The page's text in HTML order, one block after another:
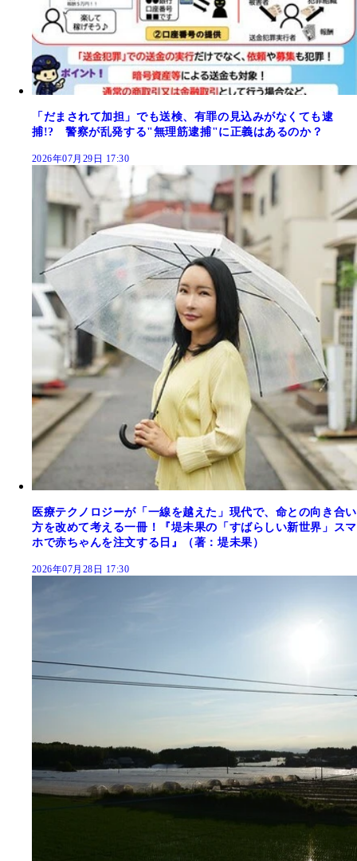
「だまされて加担」でも送検、有罪の見込みがなくても逮
捕!? 警察が乱発する"無理筋逮捕"に正義はあるのか？
2026年07月29日 17:30
医療テクノロジーが「一線を越えた」現代で、命との向き合い
方を改めて考える一冊！『堤未果の「すばらしい新世界」スマ
ホで赤ちゃんを注文する日』（著：堤未果）
2026年07月28日 17:30